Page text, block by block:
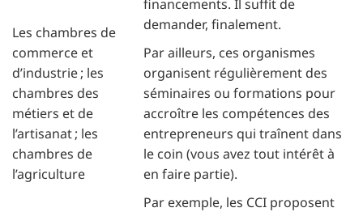
Les chambres de
commerce et
d’industrie ; les
chambres des
métiers et de
l’artisanat ; les
chambres de
l’agriculture
financements. Il suffit de
demander, finalement.
Par ailleurs, ces organismes
organisent régulièrement des
séminaires ou formations pour
accroître les compétences des
entrepreneurs qui traînent dans
le coin (vous avez tout intérêt à
en faire partie).
Par exemple, les CCI proposent